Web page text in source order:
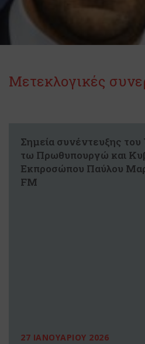
Μετεκλογικές
Σημεία συνέντευξης
τω Πρωθυπουργώ και
Εκπροσώπου Παύλου
FM
27 ΙΑΝΟΥΑΡΙΟΥ 2026